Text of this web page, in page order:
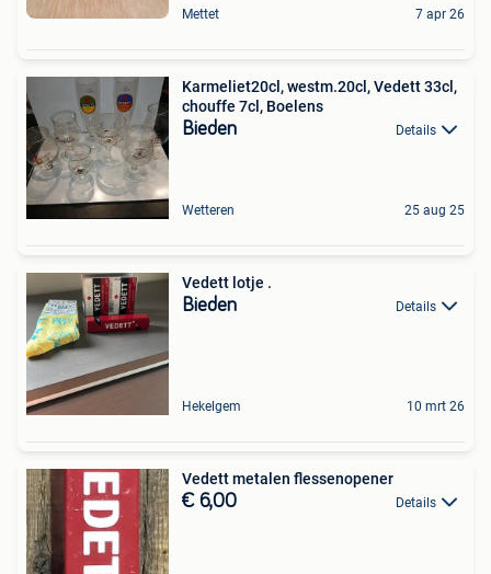
Mettet 7 apr 26
Karmeliet20cl, westm.20cl, Vedett 33cl,
chouffe 7cl, Boelens
Bieden Details
Wetteren 25 aug 25
Vedett lotje .
Bieden Details
Hekelgem 10 mrt 26
Vedett metalen flessenopener
€ 6,00 Details